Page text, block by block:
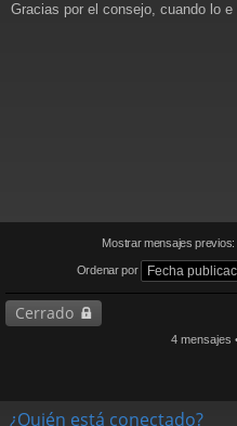
e
Gracias por el consejo, cuando lo
Mostrar mensajes previos:
Ordenar por
Cerrado
4 mensajes
¿Quién está conectado?